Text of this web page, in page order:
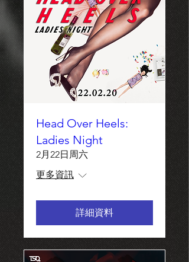
Head Over Heels:
Ladies Night
2月22日周六
更多資訊
詳細資料